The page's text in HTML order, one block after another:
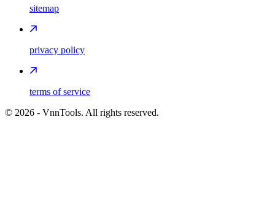
sitemap
privacy policy
terms of service
© 2026 - VnnTools. All rights reserved.